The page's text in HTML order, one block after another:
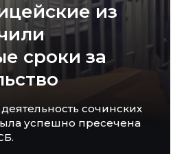
из
сроки за
сочинских
успешно пресечена